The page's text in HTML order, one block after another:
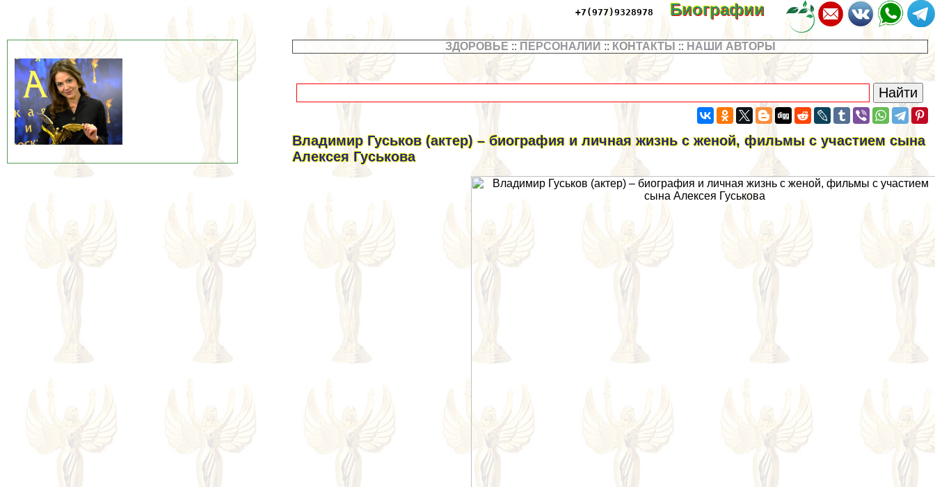
+7(977)9328978 Биографии
ЗДОРОВЬЕ :: ПЕРСОНАЛИИ :: КОНТАКТЫ :: НАШИ АВТОРЫ
Владимир Гуськов (актер) – биография и личная жизнь с женой, фильмы с участием сына
Алексея Гуськова